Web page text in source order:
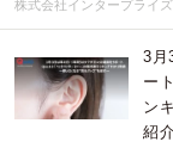
株式会社インタープライズ
3月
ー
ン
紹